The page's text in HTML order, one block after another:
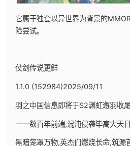
它属于独套以异世界为背景的
险尝试。
仗剑传说更鲜
1.1.0 (152984)2025/09/11
羽之中国信息即将于S2渊虹邂羽收
一一数百年前端,混沌侵袭毕高大天
黑暗笼罩万物,英杰们燃烧长命,筑源